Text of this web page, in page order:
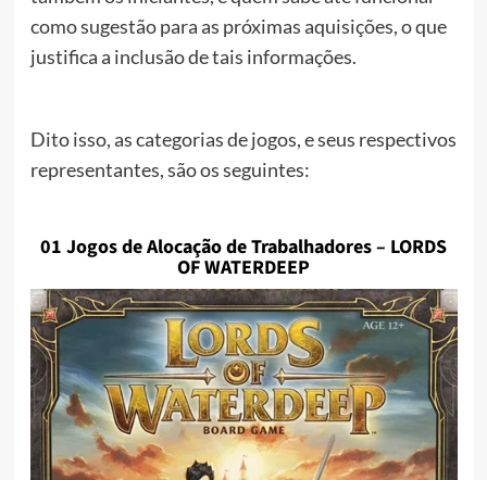
como sugestão para as próximas aquisições, o que
justifica a inclusão de tais informações.
Dito isso, as categorias de jogos, e seus respectivos
representantes, são os seguintes:
01 Jogos de Alocação de Trabalhadores – LORDS
OF WATERDEEP